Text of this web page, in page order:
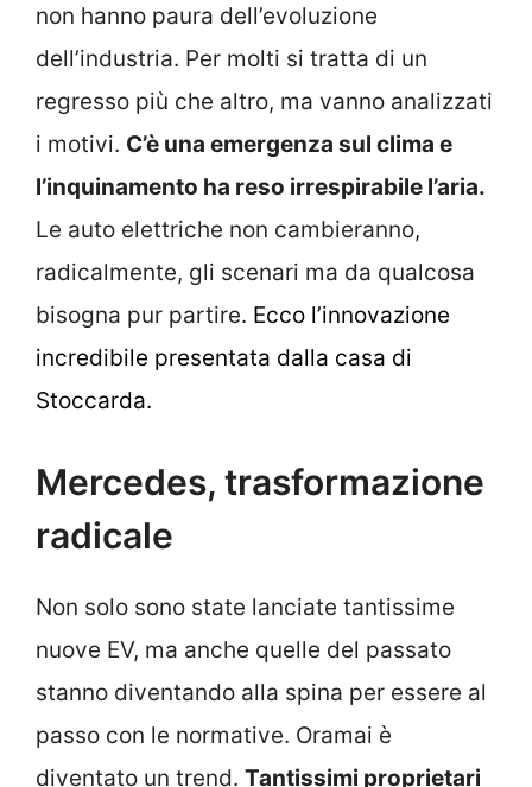
non hanno paura dell’evoluzione
dell’industria. Per molti si tratta di un
regresso più che altro, ma vanno analizzati
i motivi. C’è una emergenza sul clima e
l’inquinamento ha reso irrespirabile l’aria.
Le auto elettriche non cambieranno,
radicalmente, gli scenari ma da qualcosa
bisogna pur partire. Ecco l’innovazione
incredibile presentata dalla casa di
Stoccarda.
Mercedes, trasformazione
radicale
Non solo sono state lanciate tantissime
nuove EV, ma anche quelle del passato
stanno diventando alla spina per essere al
passo con le normative. Oramai è
diventato un trend. Tantissimi proprietari